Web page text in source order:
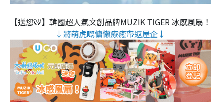
【送您🐯】韓國超人氣文創品牌MUZIK TIGER 冰感風扇！
↓將萌虎嘅慵懶療癒帶返屋企↓